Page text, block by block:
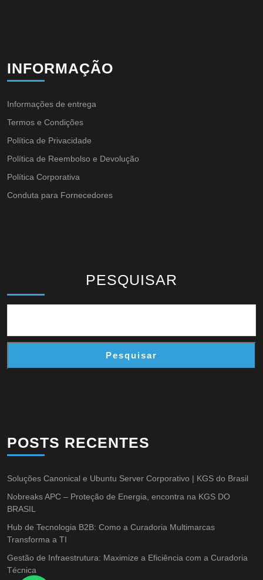
INFORMAÇÃO
Informações de entrega
Termos e Condições
Política de Privacidade
Política de Reembolso e Devolução
Política Corporativa
Conduta para Fornecedores
PESQUISAR
Pesquisar
POSTS RECENTES
Soluções Canonical e Ubuntu Server Corporativo | KGS do Brasil
Nobreaks APC – Proteção de Energia, encontra na KGS DO
BRASIL
Hub de Tecnologia B2B: Como a Curadoria Multimarcas
Transforma a TI
Gestão de Infraestrutura: Maximize a Eficiência com a Curadoria
Técnica